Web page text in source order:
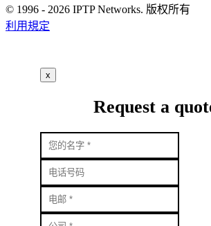
© 1996 - 2026 IPTP Networks. 版权所有
利用規定
x
Request a